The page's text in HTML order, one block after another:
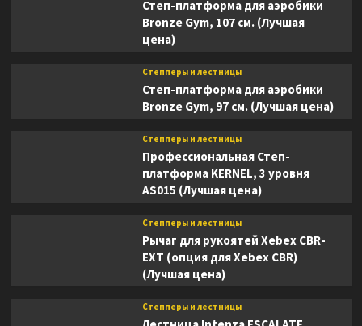
Степ-платформа для аэробики
Bronze Gym, 107 см. (Лучшая
цена)
Степперы и лестницы
Степ-платформа для аэробики
Bronze Gym, 97 см. (Лучшая цена)
Степперы и лестницы
Профессиональная Степ-
платформа KERNEL, 3 уровня
AS015 (Лучшая цена)
Степперы и лестницы
Рычаг для рукоятей Xebex CBR-
EXT (опция для Xebex CBR)
(Лучшая цена)
Степперы и лестницы